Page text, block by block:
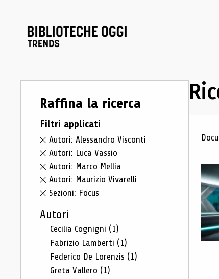
Raffina la ricerca
Filtri applicati
Autori: Alessandro Visconti
Autori: Luca Vassio
Autori: Marco Mellia
Autori: Maurizio Vivarelli
Sezioni: Focus
Autori
Cecilia Cognigni (1)
Fabrizio Lamberti (1)
Federico De Lorenzis (1)
Greta Vallero (1)